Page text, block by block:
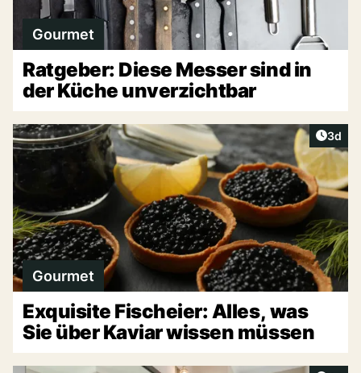
Gourmet
Ratgeber: Diese Messer sind in
der Küche unverzichtbar
3d
Gourmet
Exquisite Fischeier: Alles, was
Sie über Kaviar wissen müssen